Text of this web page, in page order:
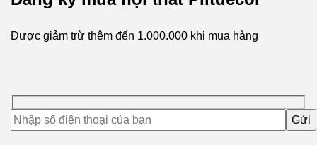
Được giảm trừ thêm đến 1.000.000 khi mua hàng